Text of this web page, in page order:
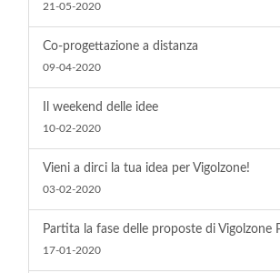
21-05-2020
Co-progettazione a distanza
09-04-2020
Il weekend delle idee
10-02-2020
Vieni a dirci la tua idea per Vigolzone!
03-02-2020
Partita la fase delle proposte di Vigolzone
17-01-2020